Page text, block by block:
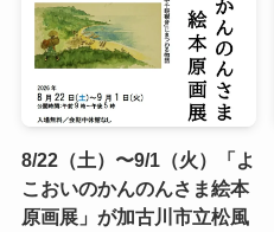
8/22（土）〜9/1（火）「よ
こおいのかんのんさま絵本
原画展」が加古川市立松風